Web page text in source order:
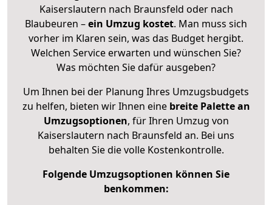
Kaiserslautern nach Braunsfeld oder nach
Blaubeuren –ein Umzug kostet. Man muss sich
vorher im Klaren sein, was das Budget hergibt.
Welchen Service erwarten und wünschen Sie?
Was möchten Sie dafür ausgeben?
Um Ihnen bei der Planung Ihres Umzugsbudgets
zu helfen, bieten wir Ihnen eine breite Palette an
Umzugsoptionen, für Ihren Umzug von
Kaiserslautern nach Braunsfeld an. Bei uns
behalten Sie die volle Kostenkontrolle.
Folgende Umzugsoptionen können Sie
benkommen: